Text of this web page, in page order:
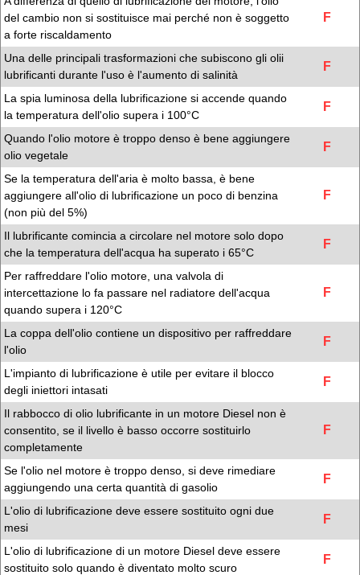
del cambio non si sostituisce mai perché non è soggetto
a forte riscaldamento
F
Una delle principali trasformazioni che subiscono gli olii
lubrificanti durante l'uso è l'aumento di salinità
F
La spia luminosa della lubrificazione si accende quando
la temperatura dell'olio supera i 100°C
F
Quando l'olio motore è troppo denso è bene aggiungere
olio vegetale
F
Se la temperatura dell'aria è molto bassa, è bene
aggiungere all'olio di lubrificazione un poco di benzina
(non più del 5%)
F
Il lubrificante comincia a circolare nel motore solo dopo
che la temperatura dell'acqua ha superato i 65°C
F
Per raffreddare l'olio motore, una valvola di
intercettazione lo fa passare nel radiatore dell'acqua
quando supera i 120°C
F
La coppa dell'olio contiene un dispositivo per raffreddare
l'olio
F
L'impianto di lubrificazione è utile per evitare il blocco
degli iniettori intasati
F
Il rabbocco di olio lubrificante in un motore Diesel non è
consentito, se il livello è basso occorre sostituirlo
completamente
F
Se l'olio nel motore è troppo denso, si deve rimediare
aggiungendo una certa quantità di gasolio
F
L'olio di lubrificazione deve essere sostituito ogni due
mesi
F
L'olio di lubrificazione di un motore Diesel deve essere
sostituito solo quando è diventato molto scuro
F